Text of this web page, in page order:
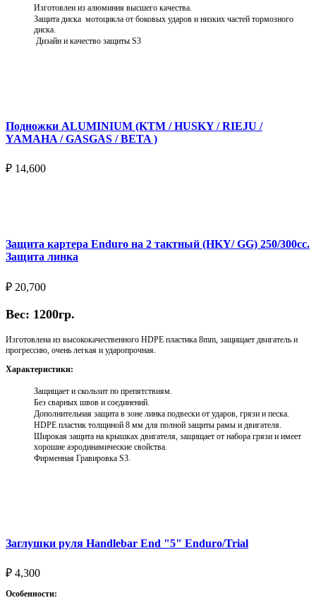
Изготовлен из алюминия высшего качества.
Защита диска мотоцикла от боковых ударов и низких частей тормозного
диска.
Дизайн и качество защиты S3
Подножки ALUMINIUM (KTM / HUSKY / RIEJU /
YAMAHA / GASGAS / BETA )
₽ 14,600
Защита картера Enduro на 2 тактный (HKY/ GG) 250/300cc.
Защита линка
₽ 20,700
Вес: 1200гр.
Изготовлена из высококачественного HDPE пластика 8mm, защищает двигатель и
прогрессию, очень легкая и ударопрочная.
Характеристики:
Защищает и скользит по препятствиям.
Без сварных швов и соединений.
Дополнительная защита в зоне линка подвески от ударов, грязи и песка.
HDPE пластик толщиной 8 мм для полной защиты рамы и двигателя.
Широкая защита на крышках двигателя, защищает от набора грязи и имеет
хорошие аэродинамические свойства.
Фирменная Гравировка S3.
Заглушки руля Handlebar End "5" Enduro/Trial
₽ 4,300
Особенности: